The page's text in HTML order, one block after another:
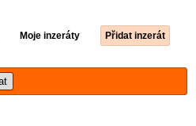
Moje inzeráty Přidat inzerát